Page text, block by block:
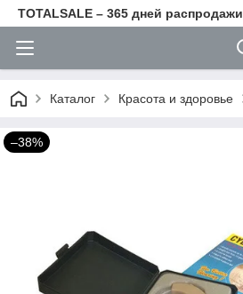
TOTALSALE – 365 дней распродажи
Каталог Красота и здоровье
–38%